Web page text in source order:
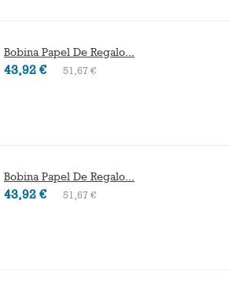
Bobina Papel De Regalo...
43,92 € 51,67 €
Bobina Papel De Regalo...
43,92 € 51,67 €